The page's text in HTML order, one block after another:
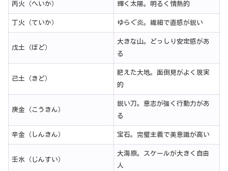
丙火（へいか） 輝く太陽。明るく情熱的
丁火（ていか） ゆらぐ炎。繊細で直感が鋭い
戊土（ぼど）
大きな山。どっしり安定感があ
る
己土（きど）
肥えた大地。面倒見がよく現実
的
庚金（こうきん）
鋭い刀。意志が強く行動力があ
る
辛金（しんきん） 宝石。完璧主義で美意識が高い
壬水（じんすい）
大海原。スケールが大きく自由
人